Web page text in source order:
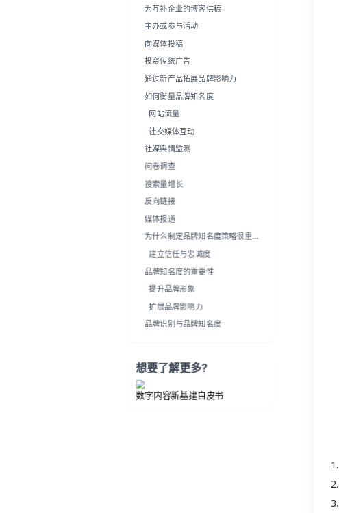
为互补企业的博客供稿
主办或参与活动
向媒体投稿
投资传统广告
通过新产品拓展品牌影响力
如何衡量品牌知名度
网站流量
社交媒体互动
社媒舆情监测
问卷调查
搜索量增长
反向链接
媒体报道
为什么制定品牌知名度策略很重
建立信任与忠诚度
品牌知名度的重要性
提升品牌形象
扩展品牌影响力
品牌识别与品牌知名度
想要了解更多?
数字内容新基建白皮书